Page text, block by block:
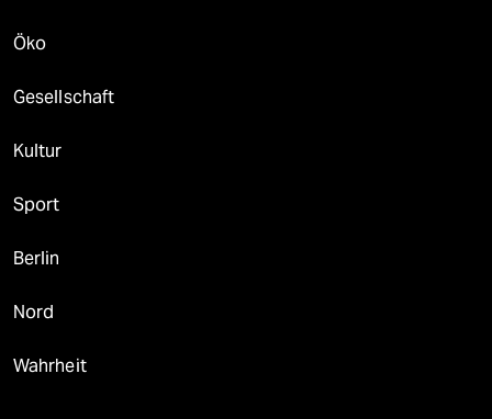
Öko
Gesellschaft
Kultur
Sport
Berlin
Nord
Wahrheit